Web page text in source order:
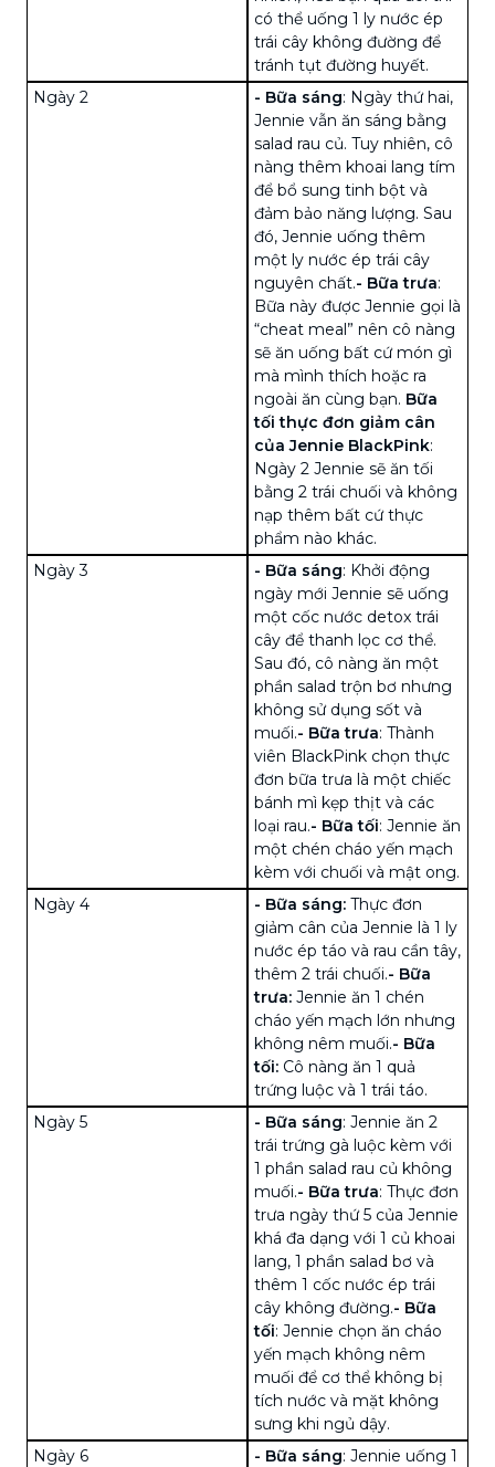
có thể uống 1 ly nước ép
trái cây không đường để
tránh tụt đường huyết.
Ngày 2
- Bữa sáng: Ngày thứ hai,
Jennie vẫn ăn sáng bằng
salad rau củ. Tuy nhiên, cô
nàng thêm khoai lang tím
để bổ sung tinh bột và
đảm bảo năng lượng. Sau
đó, Jennie uống thêm
một ly nước ép trái cây
nguyên chất.- Bữa trưa:
Bữa này được Jennie gọi là
“cheat meal” nên cô nàng
sẽ ăn uống bất cứ món gì
mà mình thích hoặc ra
ngoài ăn cùng bạn. Bữa
tối thực đơn giảm cân
của Jennie BlackPink:
Ngày 2 Jennie sẽ ăn tối
bằng 2 trái chuối và không
nạp thêm bất cứ thực
phẩm nào khác.
Ngày 3
- Bữa sáng: Khởi động
ngày mới Jennie sẽ uống
một cốc nước detox trái
cây để thanh lọc cơ thể.
Sau đó, cô nàng ăn một
phần salad trộn bơ nhưng
không sử dụng sốt và
muối.- Bữa trưa: Thành
viên BlackPink chọn thực
đơn bữa trưa là một chiếc
bánh mì kẹp thịt và các
loại rau.- Bữa tối: Jennie ăn
một chén cháo yến mạch
kèm với chuối và mật ong.
Ngày 4
- Bữa sáng: Thực đơn
giảm cân của Jennie là 1 ly
nước ép táo và rau cần tây,
thêm 2 trái chuối.- Bữa
trưa: Jennie ăn 1 chén
cháo yến mạch lớn nhưng
không nêm muối.- Bữa
tối: Cô nàng ăn 1 quả
trứng luộc và 1 trái táo.
Ngày 5
- Bữa sáng: Jennie ăn 2
trái trứng gà luộc kèm với
1 phần salad rau củ không
muối.- Bữa trưa: Thực đơn
trưa ngày thứ 5 của Jennie
khá đa dạng với 1 củ khoai
lang, 1 phần salad bơ và
thêm 1 cốc nước ép trái
cây không đường.- Bữa
tối: Jennie chọn ăn cháo
yến mạch không nêm
muối để cơ thể không bị
tích nước và mặt không
sưng khi ngủ dậy.
Ngày 6
- Bữa sáng: Jennie uống 1